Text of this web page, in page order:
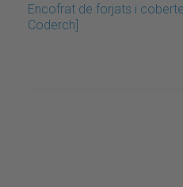
Encofrat de forjats i
Coderch]